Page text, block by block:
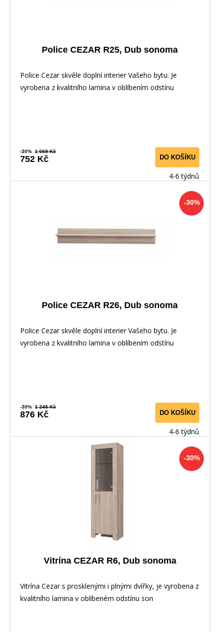
Police CEZAR R25, Dub sonoma
Police Cezar skvěle doplní interier Vašeho bytu. Je
vyrobena z kvalitního lamina v oblíbením odstínu
-30% 1 069 Kč
752 Kč DO KOŠÍKU
4-6 týdnů
-30%
Police CEZAR R26, Dub sonoma
Police Cezar skvěle doplní interier Vašeho bytu. Je
vyrobena z kvalitního lamina v oblíbením odstínu
-30% 1 245 Kč
876 Kč DO KOŠÍKU
4-6 týdnů
-30%
Vitrína CEZAR R6, Dub sonoma
Vitrína Cezar s prosklenými i plnými dvířky, je vyrobena z
kvalitního lamina v oblíbeném odstínu son